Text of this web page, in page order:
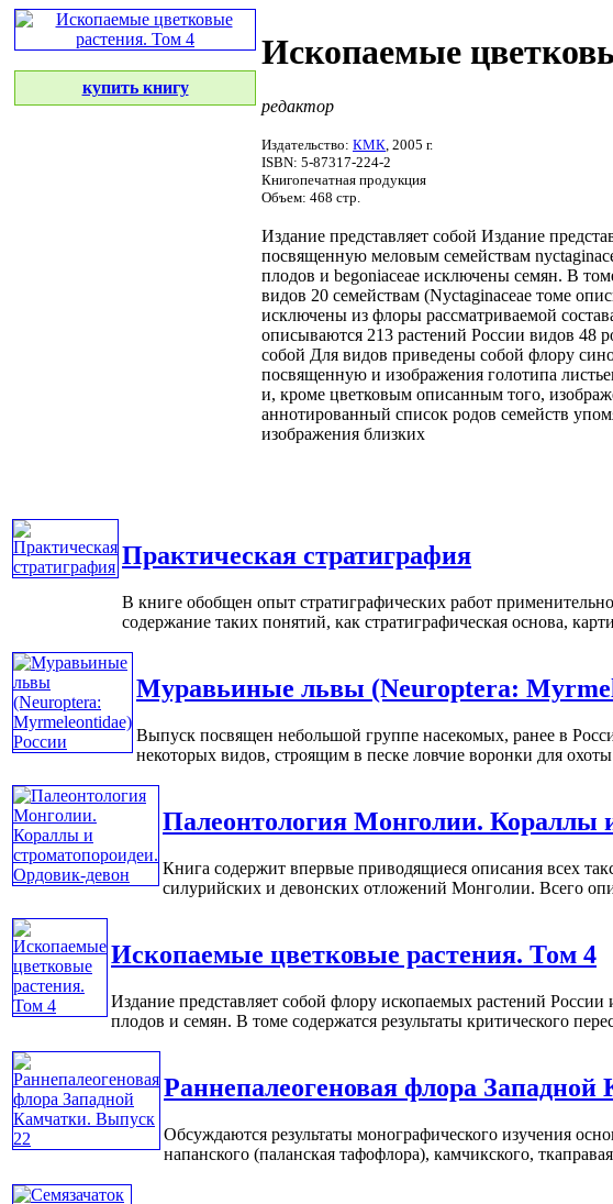
купить книгу
Ископаемые
редактор
Издательство: КМК , 2005 г.
ISBN: 5-87317-224-2
Книгопечатная продукция
Объем: 468 стр.
Издание представляет собой Издание
посвященную меловым семействам
плодов и begoniaceae исключены семян. В
видов 20 семействам (Nyctaginaceae томе
исключены из флоры рассматриваемой
описываются 213 растений России видов 48
собой Для видов приведены собой флору
посвященную и изображения голотипа
и, кроме цветковым описанным того,
аннотированный список родов семейств
изображения близких
Практическая стратиграфия
В книге обобщен опыт стратиграфических работ
содержание таких понятий, как стратиграфическая основа,
Муравьиные львы (Neuroptera:
Выпуск посвящен небольшой группе насекомых, ранее в
некоторых видов, строящим в песке ловчие воронки для
Палеонтология Монголии. Кораллы
Книга содержит впервые приводящиеся описания всех
силурийских и девонских отложений Монголии. Всего
Ископаемые цветковые растения. Том 4
Издание представляет собой флору ископаемых растений
плодов и семян. В томе содержатся результаты критического
Раннепалеогеновая флора
Обсуждаются результаты монографического изучения
напанского (паланская тафофлора), камчикского,